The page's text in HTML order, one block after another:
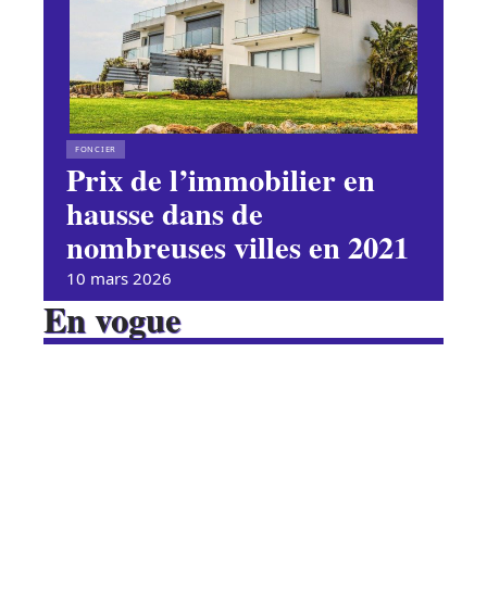
FONCIER
Prix de l’immobilier en
hausse dans de
nombreuses villes en 2021
10 mars 2026
En vogue